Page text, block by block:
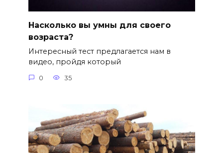
Насколько вы умны для своего
возраста?
Интересный тест предлагается нам в
видео, пройдя который
0 35